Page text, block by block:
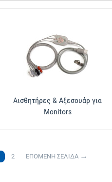
Αισθητήρες & Αξεσουάρ για
Monitors
2 ΕΠΟΜΕΝΗ ΣΕΛΙΔΑ